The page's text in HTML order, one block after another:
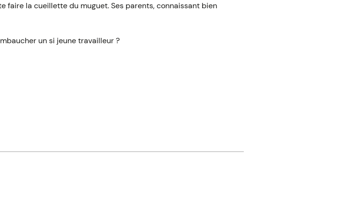
faire la cueillette du muguet. Ses parents, connaissant bien
un si jeune travailleur ?
obtenir une autorisation spécifique de l'inspection du travail, au